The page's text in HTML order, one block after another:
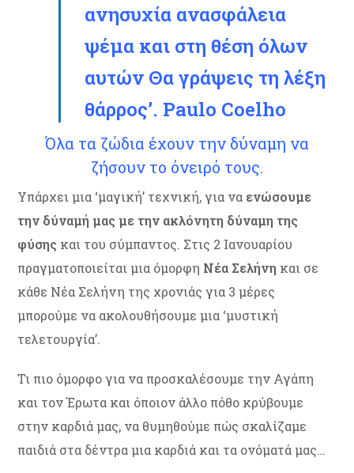
ανησυχία ανασφάλεια
ψέμα και στη θέση όλων
αυτών Θα γράψεις τη λέξη
θάρρος’. Paulo Coelho
Όλα τα ζώδια έχουν την δύναμη να
ζήσουν το όνειρό τους.
Υπάρχει μια ‘μαγική’ τεχνική, για να ενώσουμε
την δύναμή μας με την ακλόνητη δύναμη της
φύσης και του σύμπαντος. Στις 2 Ιανουαρίου
πραγματοποιείται μια όμορφη Νέα Σελήνη και σε
κάθε Νέα Σελήνη της χρονιάς για 3 μέρες
μπορούμε να ακολουθήσουμε μια ‘μυστική
τελετουργία’.
Τι πιο όμορφο για να προσκαλέσουμε την Αγάπη
και τον Έρωτα και όποιον άλλο πόθο κρύβουμε
στην καρδιά μας, να θυμηθούμε πώς σκαλίζαμε
παιδιά στα δέντρα μια καρδιά και τα ονόματά μας…